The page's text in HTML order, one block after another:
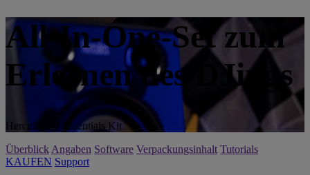
All-In-One-Set zum
Erlernen des DJings
Hercules DJ Essentials Kit
Überblick Angaben Software Verpackungsinhalt Tutorials
KAUFEN Support